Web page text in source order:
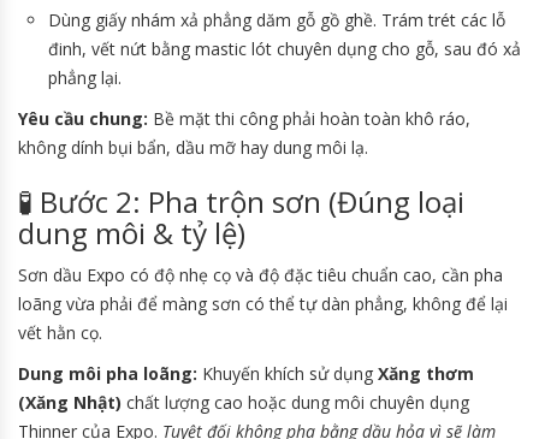
Dùng giấy nhám xả phẳng dăm gỗ gồ ghề. Trám trét các lỗ
đinh, vết nứt bằng mastic lót chuyên dụng cho gỗ, sau đó xả
phẳng lại.
Yêu cầu chung: Bề mặt thi công phải hoàn toàn khô ráo,
không dính bụi bẩn, dầu mỡ hay dung môi lạ.
🧪 Bước 2: Pha trộn sơn (Đúng loại
dung môi & tỷ lệ)
Sơn dầu Expo có độ nhẹ cọ và độ đặc tiêu chuẩn cao, cần pha
loãng vừa phải để màng sơn có thể tự dàn phẳng, không để lại
vết hằn cọ.
Dung môi pha loãng: Khuyến khích sử dụng Xăng thơm
(Xăng Nhật) chất lượng cao hoặc dung môi chuyên dụng
Thinner của Expo. Tuyệt đối không pha bằng dầu hỏa vì sẽ làm